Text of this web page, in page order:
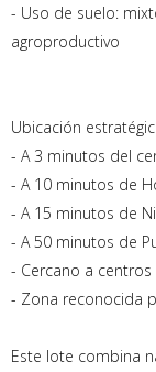
- Uso de suelo:
agroproductivo
Ubicación
- A 3 minutos del
- A 10 minutos de
- A 15 minutos de
- A 50 minutos de
- Cercano a
- Zona reconocida
Este lote combina